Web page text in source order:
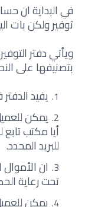
في البداية ان
توفير ولكن بات
ويأتي دفتر
بتصنيفها على
يفيد
يمكن
أيا مكتب
للبريد المحدد.
ان
تحت رعاية
يمكن